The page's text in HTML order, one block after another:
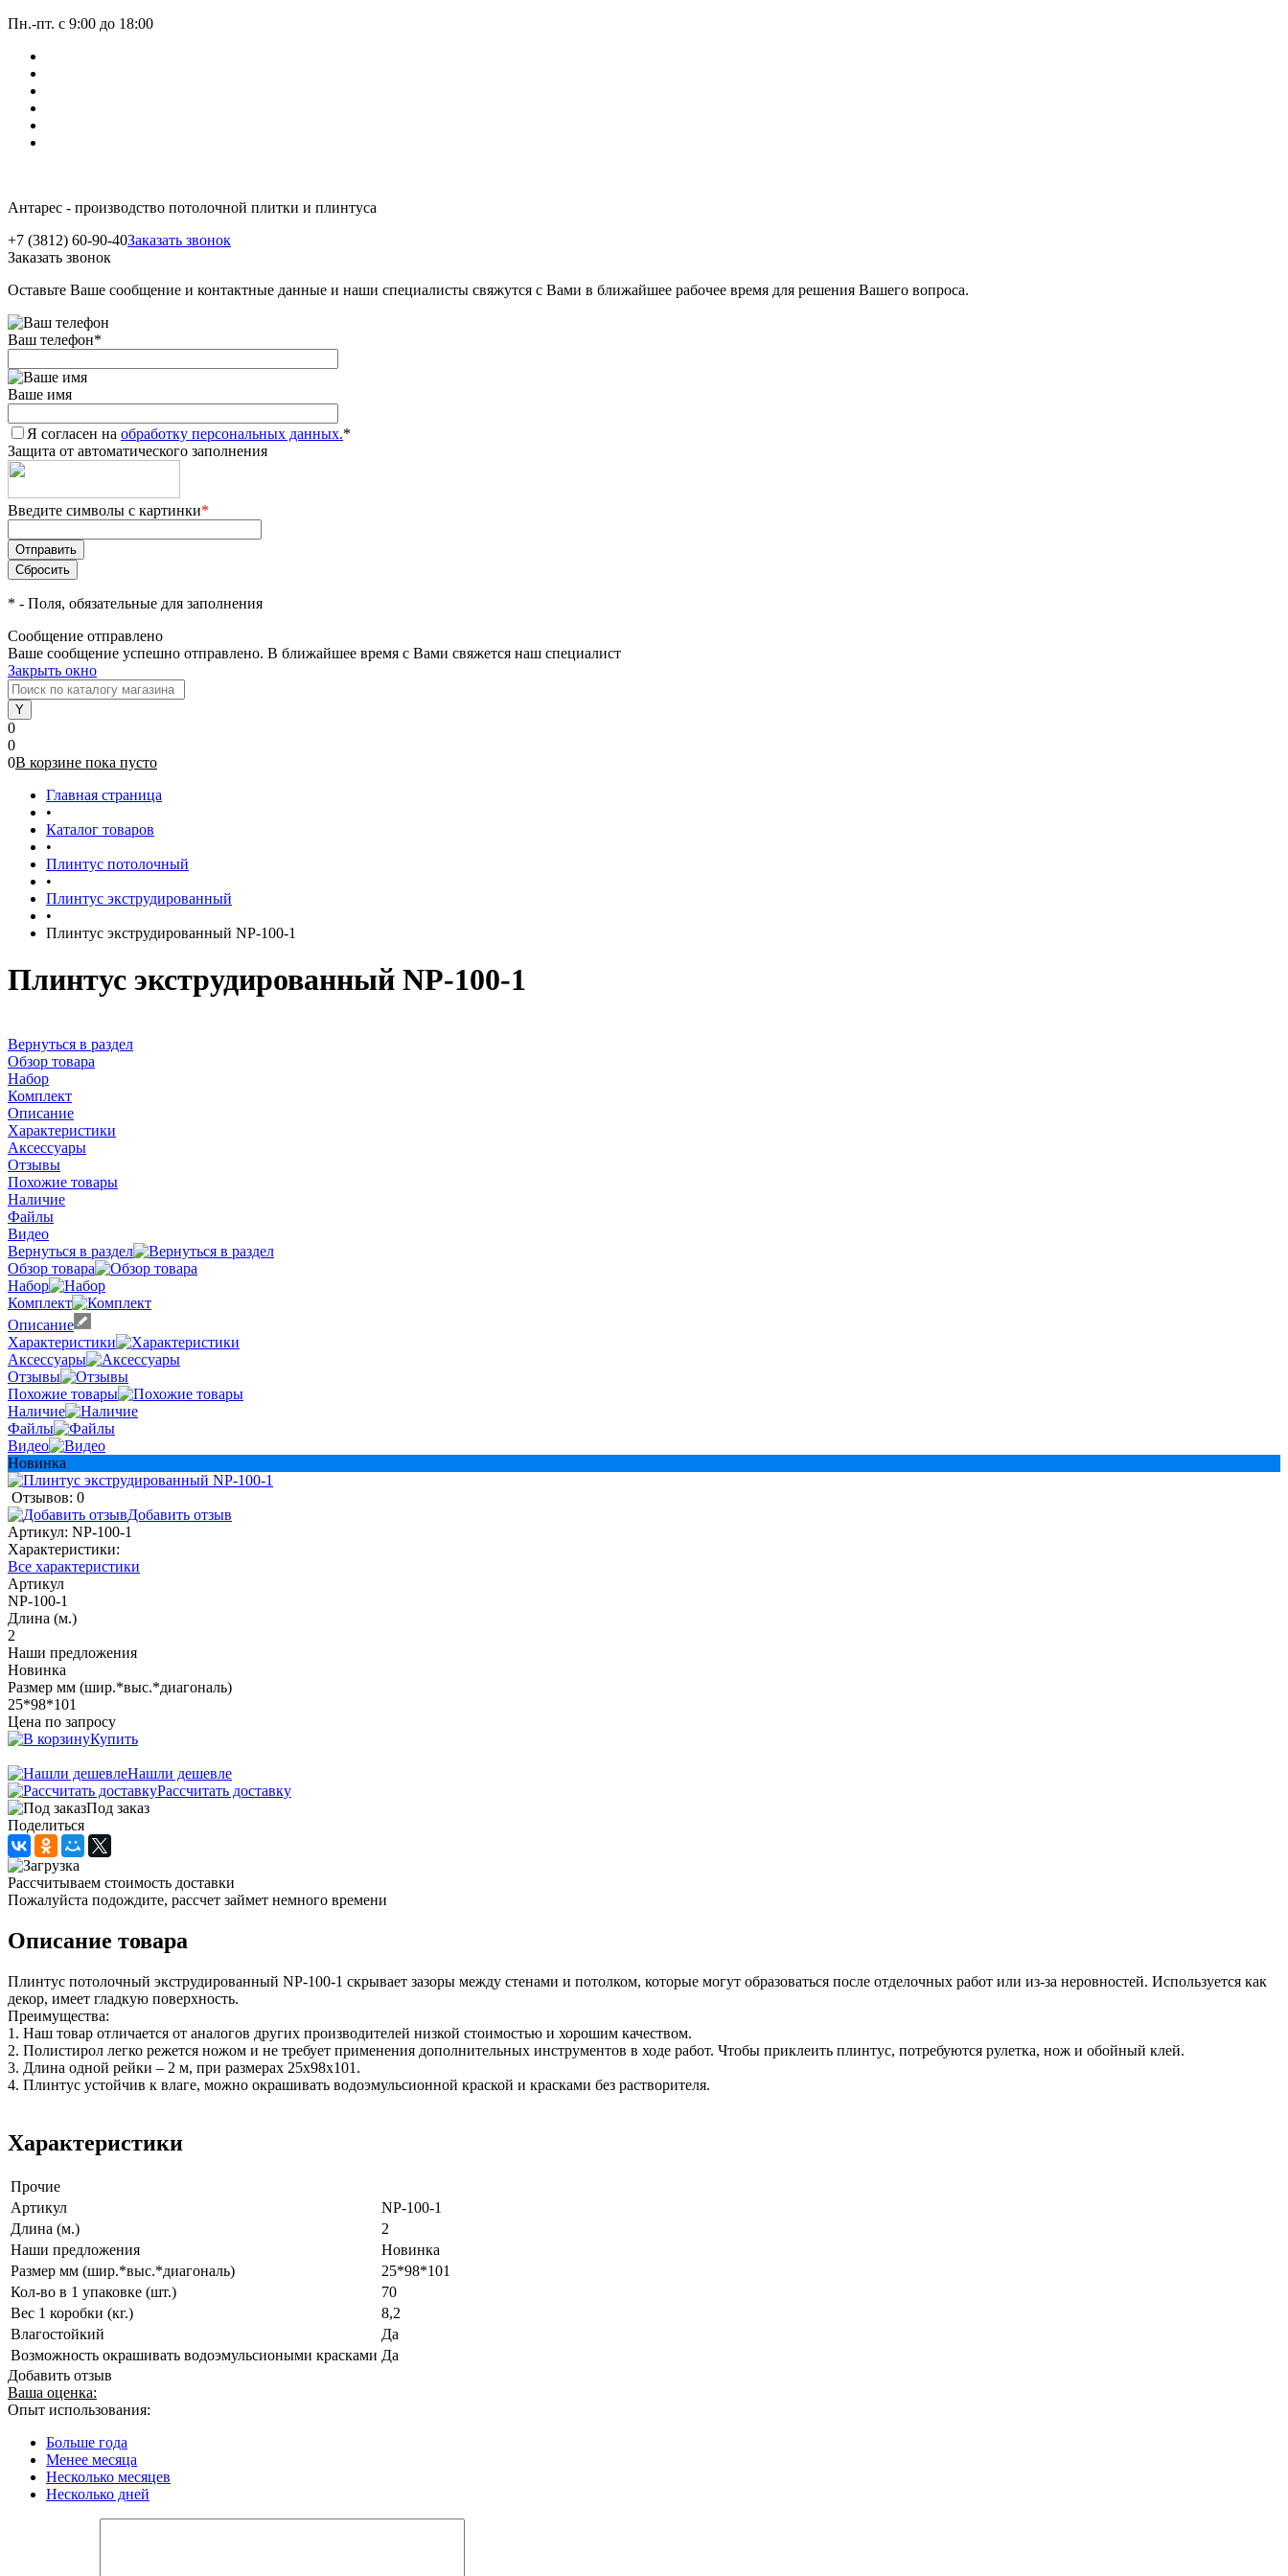
Пн.-пт. с 9:00 до 18:00
Антарес - производство потолочной плитки и плинтуса
+7 (3812) 60-90-40Заказать звонок
Заказать звонок
Оставьте Ваше сообщение и контактные данные и наши специалисты свяжутся с Вами в ближайшее рабочее время для решения Вашего вопроса.
Ваш телефон*
Ваше имя
Я согласен на обработку персональных данных.*
Защита от автоматического заполнения
Введите символы с картинки*
* - Поля, обязательные для заполнения
Сообщение отправлено
Ваше сообщение успешно отправлено. В ближайшее время с Вами свяжется наш специалист
Закрыть окно
0
0
0В корзине пока пусто
Главная страница
•
Каталог товаров
•
Плинтус потолочный
•
Плинтус экструдированный
•
Плинтус экструдированный NP-100-1
Плинтус экструдированный NP-100-1
Вернуться в раздел
Обзор товара
Набор
Комплект
Описание
Характеристики
Аксессуары
Отзывы
Похожие товары
Наличие
Файлы
Видео
Вернуться в раздел
Обзор товара
Набор
Комплект
Описание
Характеристики
Аксессуары
Отзывы
Похожие товары
Наличие
Файлы
Видео
Новинка
Отзывов: 0
Добавить отзыв
Артикул: NP-100-1
Характеристики:
Все характеристики
Артикул
NP-100-1
Длина (м.)
2
Наши предложения
Новинка
Размер мм (шир.*выс.*диагональ)
25*98*101
Цена по запросу
Купить
Нашли дешевле
Рассчитать доставку
Под заказ
Поделиться
Рассчитываем стоимость доставки
Пожалуйста подождите, рассчет займет немного времени
Описание товара
Плинтус потолочный экструдированный NP-100-1 скрывает зазоры между стенами и потолком, которые могут образоваться после отделочных работ или из-за неровностей. Используется как
декор, имеет гладкую поверхность.
Преимущества:
1. Наш товар отличается от аналогов других производителей низкой стоимостью и хорошим качеством.
2. Полистирол легко режется ножом и не требует применения дополнительных инструментов в ходе работ. Чтобы приклеить плинтус, потребуются рулетка, нож и обойный клей.
3. Длина одной рейки – 2 м, при размерах 25х98х101.
4. Плинтус устойчив к влаге, можно окрашивать водоэмульсионной краской и красками без растворителя.
Характеристики
Прочие
Артикул
NP-100-1
Длина (м.)
2
Наши предложения
Новинка
Размер мм (шир.*выс.*диагональ)
25*98*101
Кол-во в 1 упаковке (шт.)
70
Вес 1 коробки (кг.)
8,2
Влагостойкий
Да
Возможность окрашивать водоэмульсиоными красками Да
Добавить отзыв
Ваша оценка:
Опыт использования:
Больше года
Менее месяца
Несколько месяцев
Несколько дней